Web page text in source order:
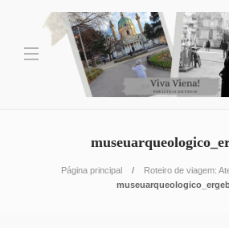
Página principal
Roteiro de viagem: